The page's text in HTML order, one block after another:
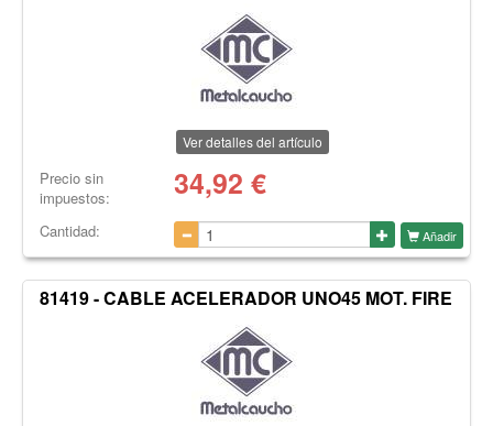
Ver detalles del artículo
Precio sin
impuestos:
34,92 €
Cantidad: Añadir
81419 - CABLE ACELERADOR UNO45 MOT. FIRE